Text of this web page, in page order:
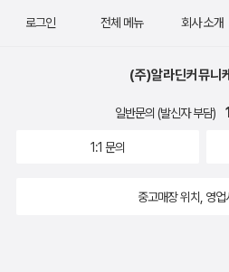
로그인 전체 메뉴 회사 소개
(주)알라딘커뮤니
일반문의 (발신자 부담)
1:1 문의
중고매장 위치, 영업